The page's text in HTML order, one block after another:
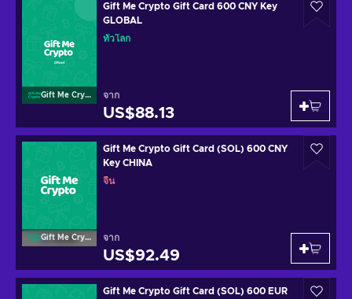
Gift Me Crypto
Gift Me Crypto Gift Card 600 CNY Key
GLOBAL
ทั่วโลก
จาก
US$88.13
Gift Me Crypto
Gift Me Crypto Gift Card (SOL) 600 CNY
Key CHINA
จีน
จาก
US$92.49
Gift Me Crypto Gift Card (SOL) 600 EUR